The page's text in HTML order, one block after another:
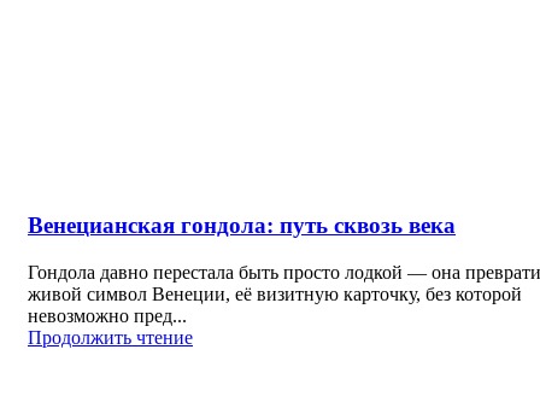
Венецианская гондола: путь сквозь века
Гондола давно перестала быть просто лодкой — она
живой символ Венеции, её визитную карточку, без которой
невозможно пред...
Продолжить чтение